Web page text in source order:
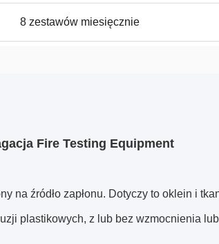
8 zestawów miesięcznie
Fire Testing Equipment
na źródło zapłonu. Dotyczy to oklein i
plastikowych, z lub bez wzmocnienia lub